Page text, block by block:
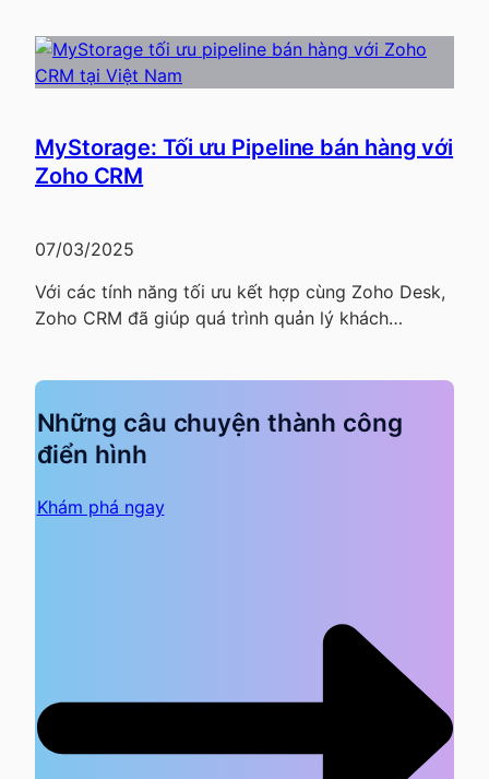
MyStorage: Tối ưu Pipeline bán hàng với
Zoho CRM
07/03/2025
Với các tính năng tối ưu kết hợp cùng Zoho Desk,
Zoho CRM đã giúp quá trình quản lý khách…
Những câu chuyện thành công
điển hình
Khám phá ngay